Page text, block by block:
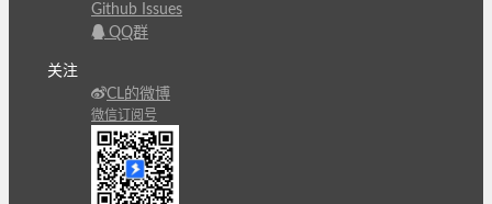
Github Issues
QQ群
关注
CL的微博
微信订阅号